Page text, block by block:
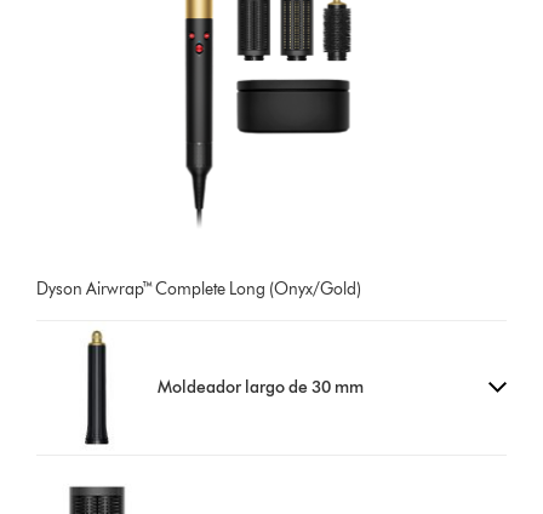
Dyson Airwrap™ Complete Long (Onyx/Gold)
Moldeador largo de 30 mm